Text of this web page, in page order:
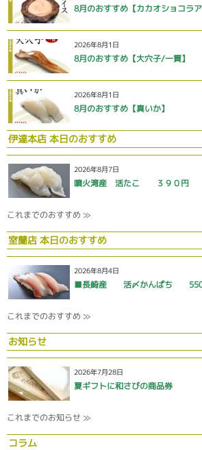
8月のおすすめ【カカオショコラア
2026年8月1日
8月のおすすめ【大穴子/一貫】
2026年8月1日
8月のおすすめ【真いか】
伊達本店 本日のおすすめ
2026年8月7日
噴火湾産 活たこ ３９０円
これまでのおすすめ ≫
室蘭店 本日のおすすめ
2026年8月4日
■長崎産 活〆かんぱち
これまでのおすすめ ≫
お知らせ
2026年7月28日
夏ギフトに和さびの商品券
これまでのお知らせ ≫
コラム